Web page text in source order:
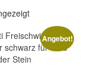
Angebot!